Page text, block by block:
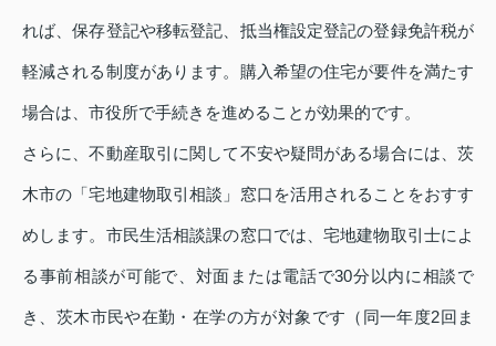
れば、保存登記や移転登記、抵当権設定登記の登録免許税が
軽減される制度があります。購入希望の住宅が要件を満たす
場合は、市役所で手続きを進めることが効果的です。
さらに、不動産取引に関して不安や疑問がある場合には、茨
木市の「宅地建物取引相談」窓口を活用されることをおすす
めします。市民生活相談課の窓口では、宅地建物取引士によ
る事前相談が可能で、対面または電話で30分以内に相談で
き、茨木市民や在勤・在学の方が対象です（同一年度2回ま